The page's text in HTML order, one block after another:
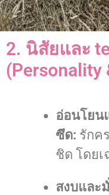
2. นิสัยและ
(Personality
อ่อนโยน
ซึด: รักค
ชิด โดยเ
สงบและ